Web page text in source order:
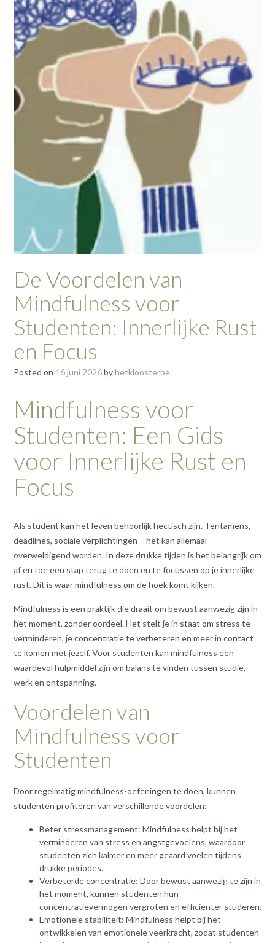
De Voordelen van
Mindfulness voor
Studenten: Innerlijke Rust
en Focus
Posted on 16 juni 2026byhetkloosterbe
Mindfulness voor
Studenten: Een Gids
voor Innerlijke Rust en
Focus
Als student kan het leven behoorlijk hectisch zijn. Tentamens,
deadlines, sociale verplichtingen – het kan allemaal
overweldigend worden. In deze drukke tijden is het belangrijk om
af en toe een stap terug te doen en te focussen op je innerlijke
rust. Dit is waar mindfulness om de hoek komt kijken.
Mindfulness is een praktijk die draait om bewust aanwezig zijn in
het moment, zonder oordeel. Het stelt je in staat om stress te
verminderen, je concentratie te verbeteren en meer in contact
te komen met jezelf. Voor studenten kan mindfulness een
waardevol hulpmiddel zijn om balans te vinden tussen studie,
werk en ontspanning.
Voordelen van
Mindfulness voor
Studenten
Door regelmatig mindfulness-oefeningen te doen, kunnen
studenten profiteren van verschillende voordelen:
Beter stressmanagement: Mindfulness helpt bij het
verminderen van stress en angstgevoelens, waardoor
studenten zich kalmer en meer geaard voelen tijdens
drukke periodes.
Verbeterde concentratie: Door bewust aanwezig te zijn in
het moment, kunnen studenten hun
concentratievermogen vergroten en efficiënter studeren.
Emotionele stabiliteit: Mindfulness helpt bij het
ontwikkelen van emotionele veerkracht, zodat studenten